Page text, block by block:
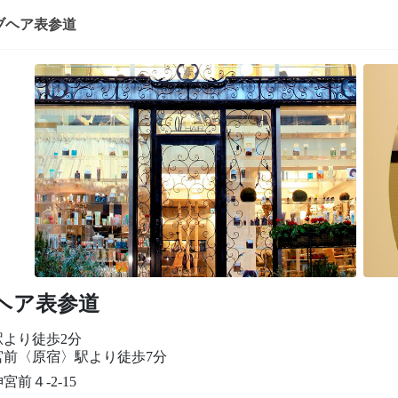
ヘア表参道
ア表参道
り徒歩2分
〈原宿〉駅より徒歩7分
前４-2-15